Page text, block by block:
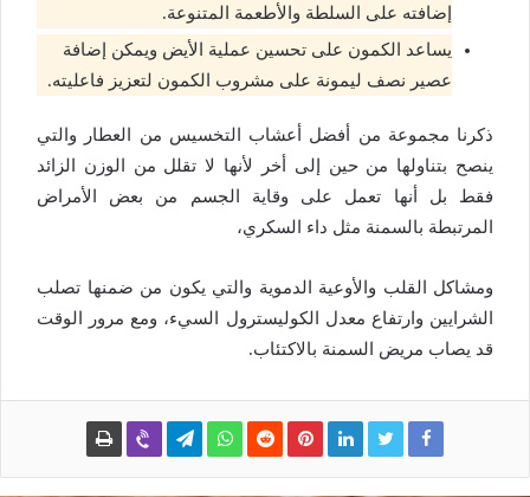
إضافته على السلطة والأطعمة المتنوعة.
يساعد الكمون على تحسين عملية الأيض ويمكن إضافة
عصير نصف ليمونة على مشروب الكمون لتعزيز فاعليته.
ذكرنا مجموعة من أفضل أعشاب التخسيس من العطار والتي
ينصح بتناولها من حين إلى أخر لأنها لا تقلل من الوزن الزائد
فقط بل أنها تعمل على وقاية الجسم من بعض الأمراض
المرتبطة بالسمنة مثل داء السكري،
ومشاكل القلب والأوعية الدموية والتي يكون من ضمنها تصلب
الشرايين وارتفاع معدل الكوليسترول السيء، ومع مرور الوقت
قد يصاب مريض السمنة بالاكتئاب.